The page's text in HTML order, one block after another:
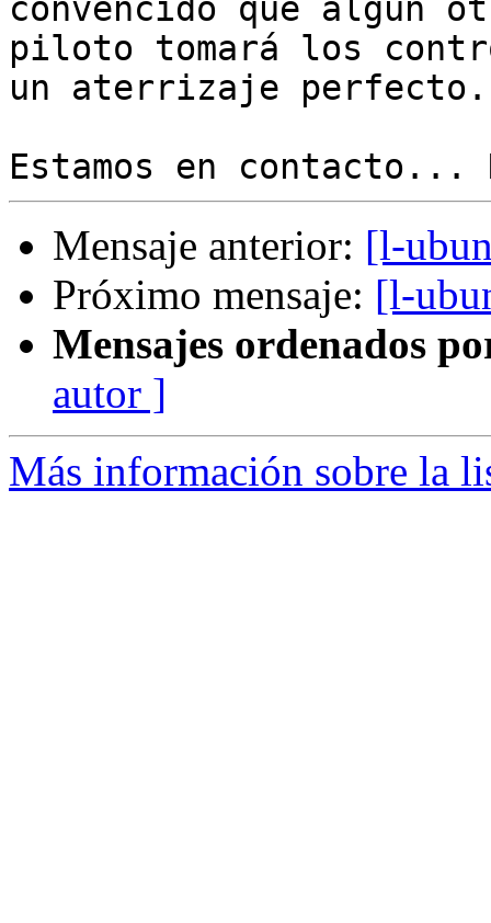
convencido que algún
piloto tomará los
un aterrizaje perfecto.
Mensaje anterior: [l-
Próximo mensaje: [l-
Mensajes ordenados
autor ]
Más información sobre la